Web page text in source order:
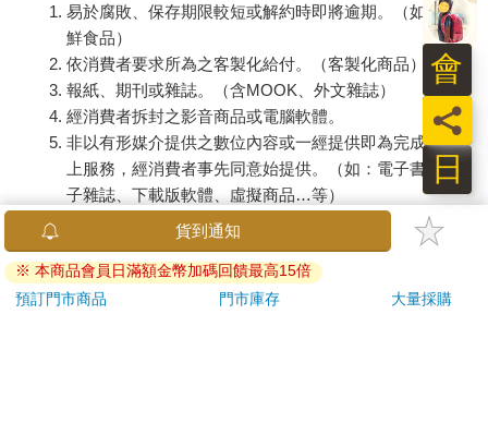
易於腐敗、保存期限較短或解約時即將逾期。（如：生
鮮食品）
依消費者要求所為之客製化給付。（客製化商品）
報紙、期刊或雜誌。（含MOOK、外文雜誌）
經消費者拆封之影音商品或電腦軟體。
非以有形媒介提供之數位內容或一經提供即為完成之線
上服務，經消費者事先同意始提供。（如：電子書、電
子雜誌、下載版軟體、虛擬商品…等）
已拆封之個人衛生用品。（如：內衣褲、刮鬍刀、除毛
若非上列種類商品，均享有到貨7天的猶豫期（含例假
日）。
貨到通知
※ 本商品會員日滿額金幣加碼回饋最高15倍
預訂門市商品
門市庫存 大量採購
日
員
會